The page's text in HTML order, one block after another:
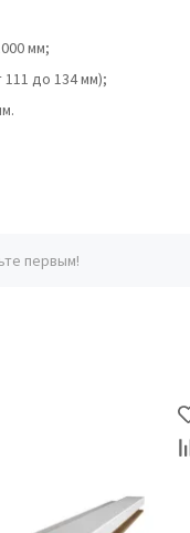
мм;
до 134 мм);
первым!